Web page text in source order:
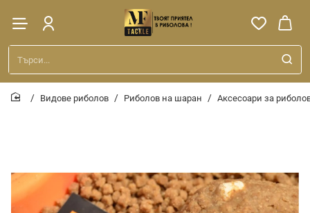
Търси...
Видове риболов Риболов на шаран Аксесоари за